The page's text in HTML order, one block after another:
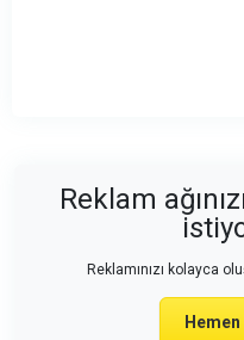
Reklam
Reklamınızı kolayca